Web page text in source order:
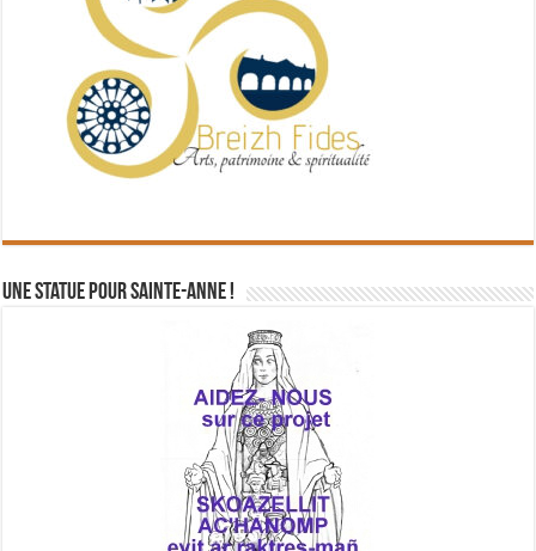
Une statue pour Sainte-Anne !